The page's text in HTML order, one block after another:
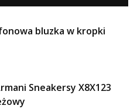
bluzka w kropki
Sneakersy X8X123